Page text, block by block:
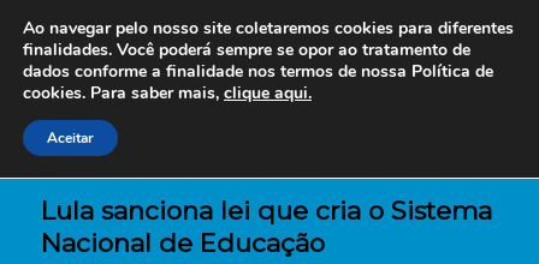
Lula sanciona lei que cria o Sistema
Nacional de Educação
Ao navegar pelo nosso site coletaremos cookies para diferentes
finalidades. Você poderá sempre se opor ao tratamento de
dados conforme a finalidade nos termos de nossa Política de
cookies. Para saber mais, clique aqui.
Aceitar